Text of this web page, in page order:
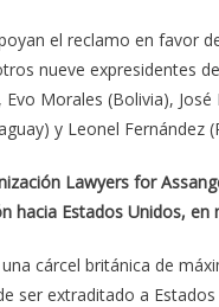
el reclamo en favor
nueve expresidentes
Evo Morales (Bolivia),
y Leonel Fernández
Lawyers for
hacia Estados Unidos,
cárcel británica de
ser extraditado a